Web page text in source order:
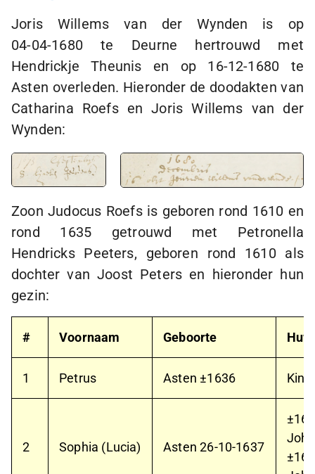
Joris Willems van der Wynden is op
04-04-1680te Deurne hertrouwd met
Hendrickje Theunis en op 16-12-1680 te
Asten overleden. Hieronder de doodakten van
Catharina Roefs en Joris Willems van der
Wynden:
Zoon Judocus Roefs is geboren rond 1610 en
rond 1635 getrouwd met Petronella
Hendricks Peeters, geboren rond 1610 als
dochter van Joost Peters en hieronder hun
gezin:
# Voornaam Geboorte
1 Petrus Asten ±1636 Kind
2 Sophia (Lucia) Asten26-10-1637